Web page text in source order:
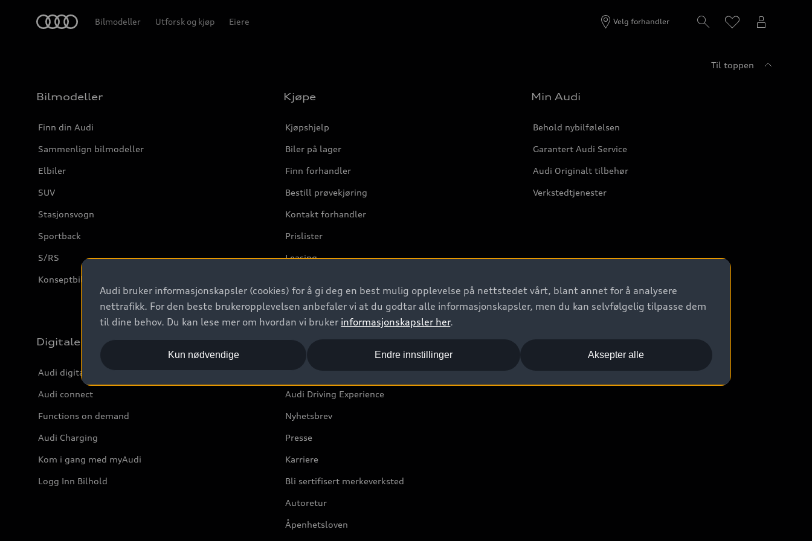
Bilmodeller Utforsk og kjøp Eiere Velg forhandler
Til toppen
Bilmodeller
Finn din Audi
Sammenlign bilmodeller
Elbiler
SUV
Stasjonsvogn
Sportback
S/RS
Konseptbiler og prototyper
Kjøpe
Kjøpshjelp
Biler på lager
Finn forhandler
Bestill prøvekjøring
Kontakt forhandler
Prislister
Leasing
Audi Forsikring
Min Audi
Behold nybilfølelsen
Garantert Audi Service
Audi Originalt tilbehør
Verkstedtjenester
Digitale tjenester
Audi digitale tjenester
Audi connect
Functions on demand
Audi Charging
Kom i gang med myAudi
Logg Inn Bilhold
Audi Norge
Kundeservice
Audi Driving Experience
Nyhetsbrev
Presse
Karriere
Bli sertifisert merkeverksted
Autoretur
Åpenhetsloven
Audi bruker informasjonskapsler (cookies) for å gi deg en best mulig opplevelse på nettstedet vårt, blant annet for å analysere
nettrafikk. For den beste brukeropplevelsen anbefaler vi at du godtar alle informasjonskapsler, men du kan selvfølgelig tilpasse dem
til dine behov. Du kan lese mer om hvordan vi bruker informasjonskapsler her.
Aksepter alle
Kun nødvendige Endre innstillinger